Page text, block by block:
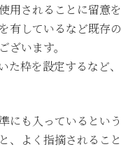
用されることに留意を
有しているなど既存の
います。
枠を設定するなど、
も入っているという
、よく指摘されること